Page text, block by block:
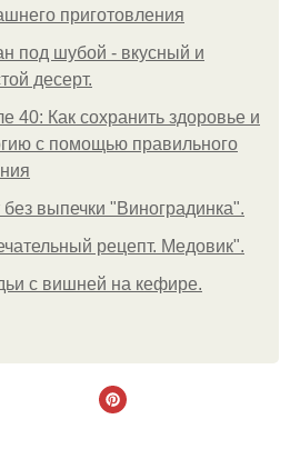
приготовления
под шубой - вкусный и
десерт.
40: Как сохранить здоровье и
с помощью правильного
без выпечки "Виноградинка".
рецепт. Медовик".
с вишней на кефире.